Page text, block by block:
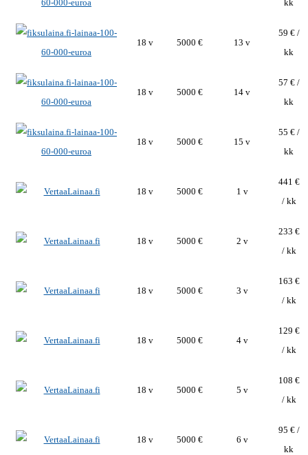
kk
18 v 5000 € 13 v
59 € /
kk
18 v 5000 € 14 v
57 € /
kk
18 v 5000 € 15 v
55 € /
kk
18 v 5000 € 1 v
441 €
/ kk
18 v 5000 € 2 v
233 €
/ kk
18 v 5000 € 3 v
163 €
/ kk
18 v 5000 € 4 v
129 €
/ kk
18 v 5000 € 5 v
108 €
/ kk
18 v 5000 € 6 v
95 € /
kk